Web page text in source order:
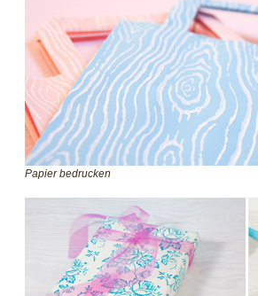
Papier bedrucken